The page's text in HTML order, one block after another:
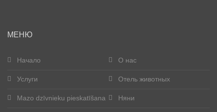
МЕНЮ
Начало О нас
Услуги Отель животных
Mazo dzīvnieku pieskatīšana Няни